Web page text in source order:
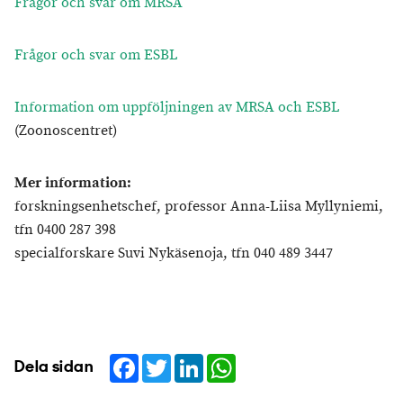
Frågor och svar om ESBL
Information om uppföljningen av MRSA och ESBL
(Zoonoscentret)
Mer information:
forskningsenhetschef, professor Anna-Liisa Myllyniemi,
tfn 0400 287 398
specialforskare Suvi Nykäsenoja, tfn 040 489 3447
Dela sidan Facebook
TwitterLinkedIn